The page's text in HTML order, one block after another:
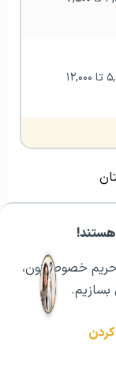
هستند!
حریم خصوصیتون،
مشاوره تخصصی
مجارستان
دانشجویان بین‌المللی که می‌خواهند بیش از ۹۰ روز متوالی در
نیستند، برای